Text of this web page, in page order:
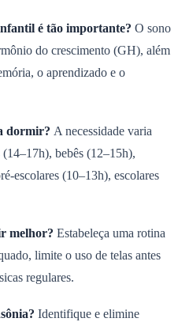
é tão importante? O sono
do crescimento (GH), além
o aprendizado e o
dormir? A necessidade varia
bebês (12–15h),
escolares (10–13h), escolares
melhor? Estabeleça uma rotina
limite o uso de telas antes
regulares.
Identifique e elimine